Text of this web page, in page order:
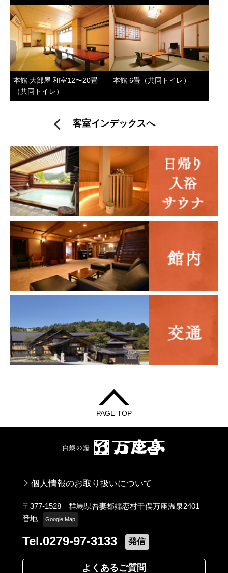
本館 大部屋 和室12〜20畳
（共同トイレ）
本館 6畳（共同トイレ）
客室インデックスへ
PAGE TOP
個人情報のお取り扱いについて
〒377-1528 群馬県吾妻郡嬬恋村干俣万座温泉2401
番地
Google Map
Tel.0279-97-3133 発信
よくあるご質問